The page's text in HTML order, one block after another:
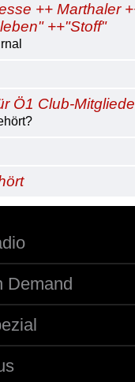
++ Marthaler
++"Stoff"
Ö1 Club-
Demand